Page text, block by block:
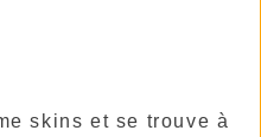
skins et se trouve à